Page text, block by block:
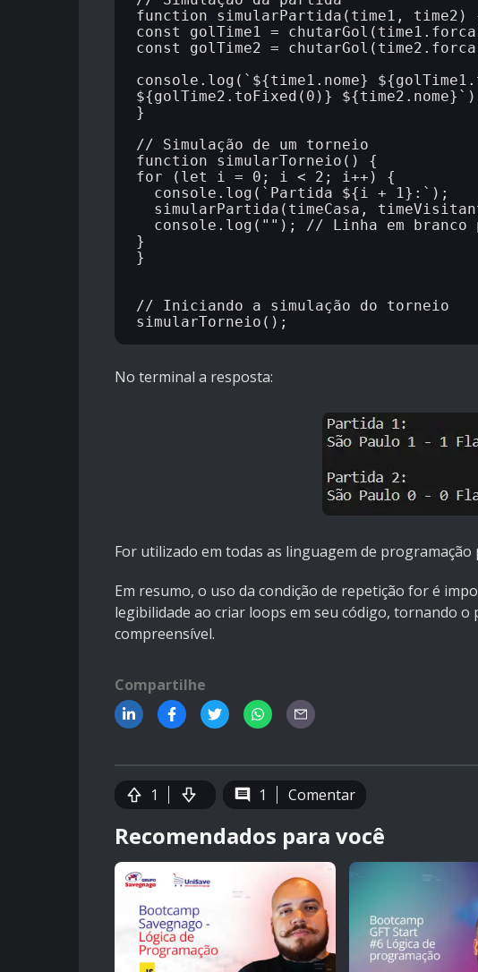
function simularPartida(time1, time2)
const golTime1 =
const golTime2 =
console.log(`${time1.nome}
${golTime2.toFixed(0)}
}
// Simulação de um torneio
function simularTorneio() {
for (let i = 0; i < 2; i++) {
console.log(`Partida ${i + 1}:`);
simularPartida(timeCasa,
console.log(""); // Linha em branco
}
}
// Iniciando a simulação do torneio
No terminal a resposta:
For utilizado em todas as linguagem de
Em resumo, o uso da condição de repetição for é
legibilidade ao criar loops em seu código, tornando
compreensível.
Compartilhe
1 1 Comentar
Recomendados para você